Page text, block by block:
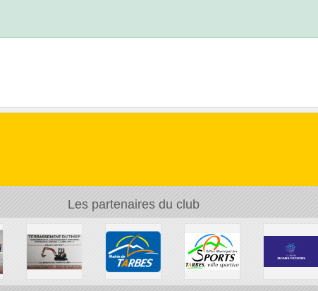
Les partenaires du club